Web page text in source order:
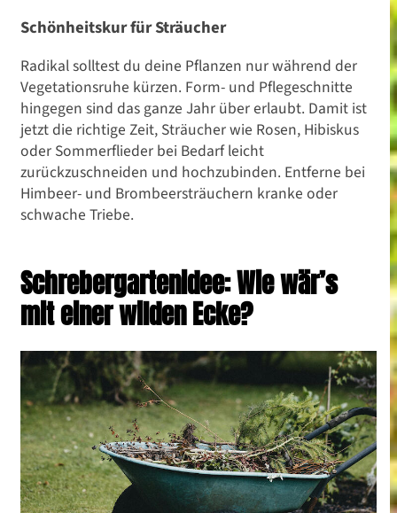
Schönheitskur für Sträucher
Radikal solltest du deine Pflanzen nur während der
Vegetationsruhe kürzen. Form- und Pflegeschnitte
hingegen sind das ganze Jahr über erlaubt. Damit ist
jetzt die richtige Zeit, Sträucher wie Rosen, Hibiskus
oder Sommerflieder bei Bedarf leicht
zurückzuschneiden und hochzubinden. Entferne bei
Himbeer- und Brombeersträuchern kranke oder
schwache Triebe.
Schrebergartenidee: Wie wär’s
mit einer wilden Ecke?